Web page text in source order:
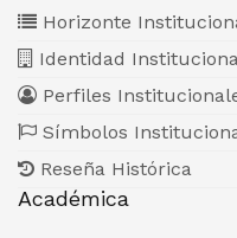
Horizonte
Identidad
Perfiles
Símbolos
Reseña Histórica
Académica